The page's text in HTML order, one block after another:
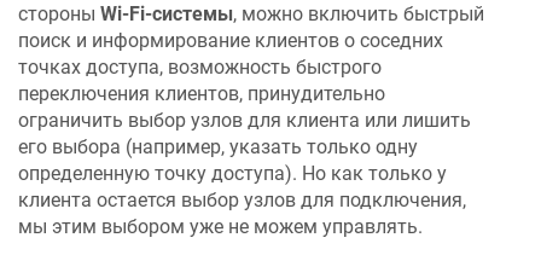
стороны Wi-Fi-cистемы, можно включить быстрый
поиск и информирование клиентов о соседних
точках доступа, возможность быстрого
переключения клиентов, принудительно
ограничить выбор узлов для клиента или лишить
его выбора (например, указать только одну
определенную точку доступа). Но как только у
клиента остается выбор узлов для подключения,
мы этим выбором уже не можем управлять.